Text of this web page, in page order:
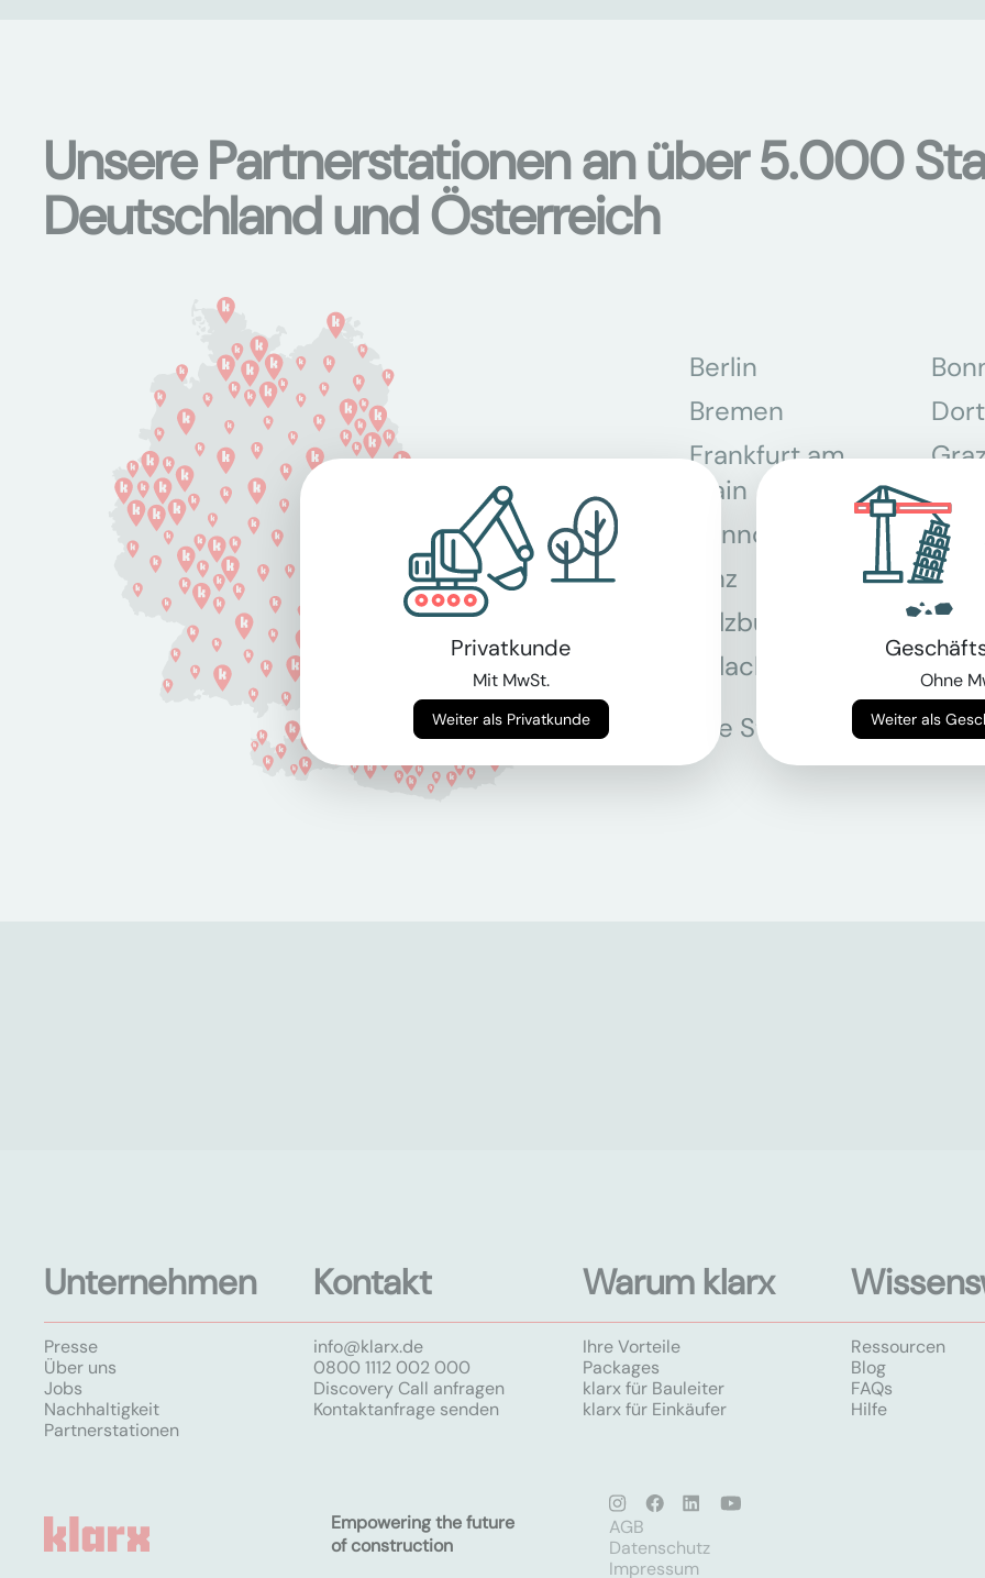
Unsere Partnerstationen an über 5.000
Deutschland und Österreich
Berlin
Bremen
Frankfurt am
Main
Hannover Köln
Linz
Salzburg
Steyr
Villach
Alle Standorte
Unternehmen
Presse
Über uns
Jobs
Nachhaltigkeit
Partnerstationen
Kontakt
info@klarx.de
0800 1112 002 000
Discovery Call anfragen
Kontaktanfrage senden
Warum klarx
Ihre Vorteile
Packages
klarx für Bauleiter
klarx für Einkäufer
Ressourcen
Blog
FAQs
Hilfe
Empowering the future
of construction
AGB
Datenschutz
Impressum
Privatkunde
Mit MwSt.
Weiter als Privatkunde
Ohne
Weiter als